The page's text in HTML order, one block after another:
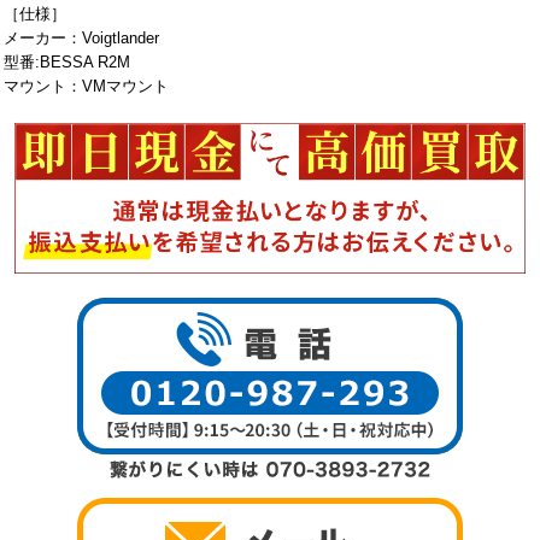
［仕様］
メーカー：Voigtlander
型番:BESSA R2M
マウント：VMマウント